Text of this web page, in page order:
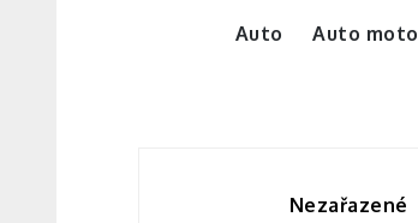
Auto Auto moto
Nezařazené